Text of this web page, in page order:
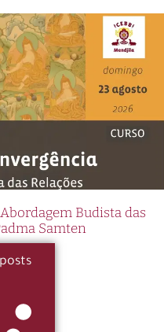
Budista das
Samten